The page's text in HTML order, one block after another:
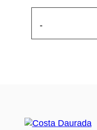
-